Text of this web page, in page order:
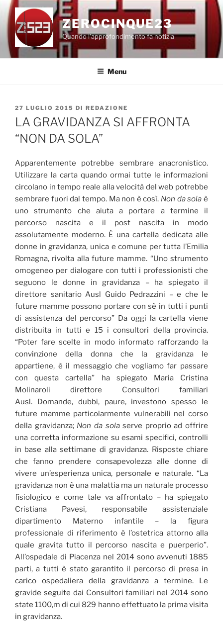
Salta
contenuto
ZEROCINQUE23
Quando l'approfondimento fa notizia
Menu
PUBBLICATO
IL
27 LUGLIO 2015 DI REDAZIONE
LA GRAVIDANZA SI AFFRONTA
“NON DA SOLA”
Apparentemente potrebbe sembrare anacronistico.
Utilizzare la carta quando ormai tutte le informazioni
circolano in tempo reale alla velocità del web potrebbe
sembrare fuori dal tempo. Ma non è così. Non da sola è
uno strumento che aiuta a portare a termine il
percorso nascita e il post nascita in modo
assolutamente moderno. È una cartella dedicata alle
donne in gravidanza, unica e comune per tutta l’Emilia
Romagna, rivolta alla future mamme. “Uno strumento
omogeneo per dialogare con tutti i professionisti che
seguono le donne in gravidanza – ha spiegato il
direttore sanitario Ausl Guido Pedrazzini – e che le
future mamme possono portare con sè in tutti i punti
di assistenza del percorso” Da oggi la cartella viene
distribuita in tutti e 15 i consultori della provincia.
“Poter fare scelte in modo informato rafforzando la
convinzione della donna che la gravidanza le
appartiene, è il messaggio che vogliamo far passare
con questa cartella” ha spiegato Maria Cristina
Molinaroli direttore Consultori familiari
Ausl. Domande, dubbi, paure, investono spesso le
future mamme particolarmente vulnerabili nel corso
della gravidanza; Non da solaserve proprio ad offrire
una corretta informazione su esami specifici, controlli
in base alla settimane di gravidanza. Risposte chiare
che fanno prendere consapevolezza alle donne di
vivere un’esperienza unica, personale e naturale. “La
gravidanza non è una malattia ma un naturale processo
fisiologico e come tale va affrontato – ha spiegato
Cristiana Pavesi, responsabile assistenziale
dipartimento Materno infantile – la figura
professionale di riferimento è l’ostetrica attorno alla
quale gravita tutto il percorso nascita e puerperio”.
All’ospedale di Piacenza nel 2014 sono avvenuti 1885
parti, a tutti è stato garantito il percorso di presa in
carico ospedaliera della gravidanza a termine. Le
gravide seguite dai Consultori familiari nel 2014 sono
state 1100,m di cui 829 hanno effettuato la prima visita
in gravidanza.